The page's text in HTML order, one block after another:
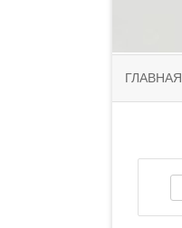
ГЛАВНАЯ